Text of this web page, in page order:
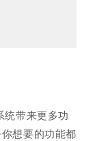
统带来更多功
想要的功能都